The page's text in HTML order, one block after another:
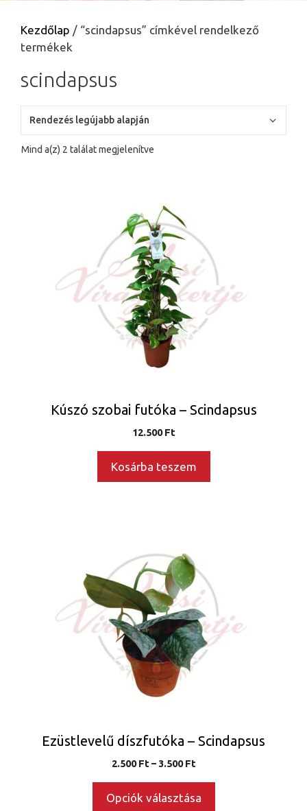
Kezdőlap / “scindapsus” címkével rendelkező
termékek
scindapsus
Mind a(z) 2 találat megjelenítve
Kúszó szobai futóka – Scindapsus
12.500Ft
Kosárba teszem
Ezüstlevelű díszfutóka – Scindapsus
2.500Ft – 3.500FtÁrtartomány:
3.500 Ft
Opciók választása